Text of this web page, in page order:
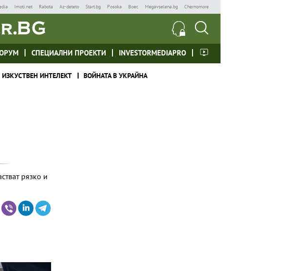
Imoti.net Rabota Az-deteto Start.bg Posoka Boec Megavselena.bg Chernomore
СПЕЦИАЛНИ ПРОЕКТИ INVESTORMEDIAPRO
ИЗКУСТВЕН ИНТЕЛЕКТ ВОЙНАТА В УКРАЙНА
рязко и